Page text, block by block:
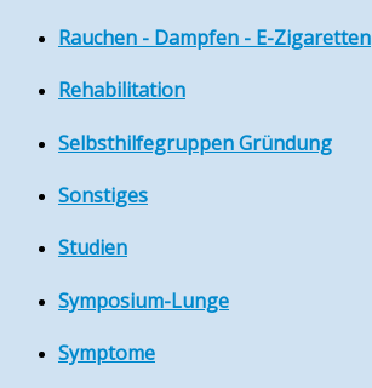
Rauchen - Dampfen - E-Zigaretten
Rehabilitation
Selbsthilfegruppen Gründung
Sonstiges
Studien
Symposium-Lunge
Symptome